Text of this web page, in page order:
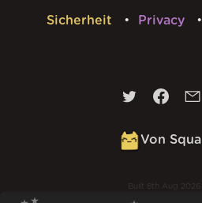
Sicherheit Privacy
Von
Built 8th Aug 2026 ·